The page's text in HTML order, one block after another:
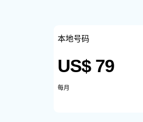
本地号码
US$ 79
每月